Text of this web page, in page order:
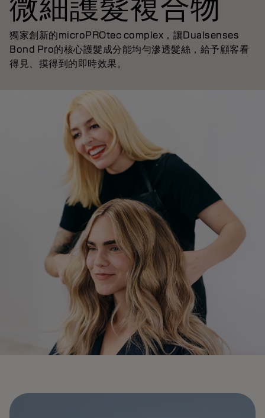
獨家創新的microPROtec complex，讓Dualsenses
Bond Pro的核心護髮成分能均勻滲透髮絲，給予顧客看
得見、摸得到的即時效果。